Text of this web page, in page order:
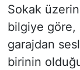
Sokak
bilgiye göre,
garajdan
birinin